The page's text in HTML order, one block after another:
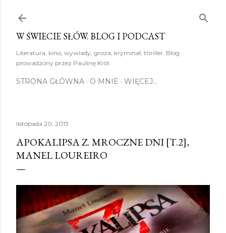
W ŚWIECIE SŁÓW. BLOG I PODCAST
Literatura, kino, wywiady, groza, kryminał, thriller. Blog
prowadzony przez Paulinę Król.
STRONA GŁÓWNA O MNIE WIĘCEJ…
listopada 20, 2013
APOKALIPSA Z. MROCZNE DNI [T.2],
MANEL LOUREIRO